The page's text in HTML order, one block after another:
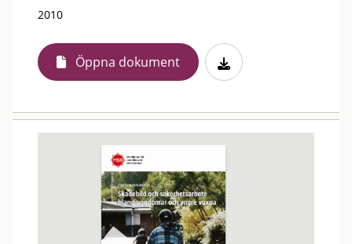
2010
Öppna dokument